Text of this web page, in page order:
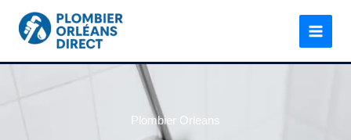
contenu
Plombier Orleans